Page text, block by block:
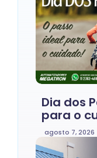
Dia dos
para o
agosto 7, 2026